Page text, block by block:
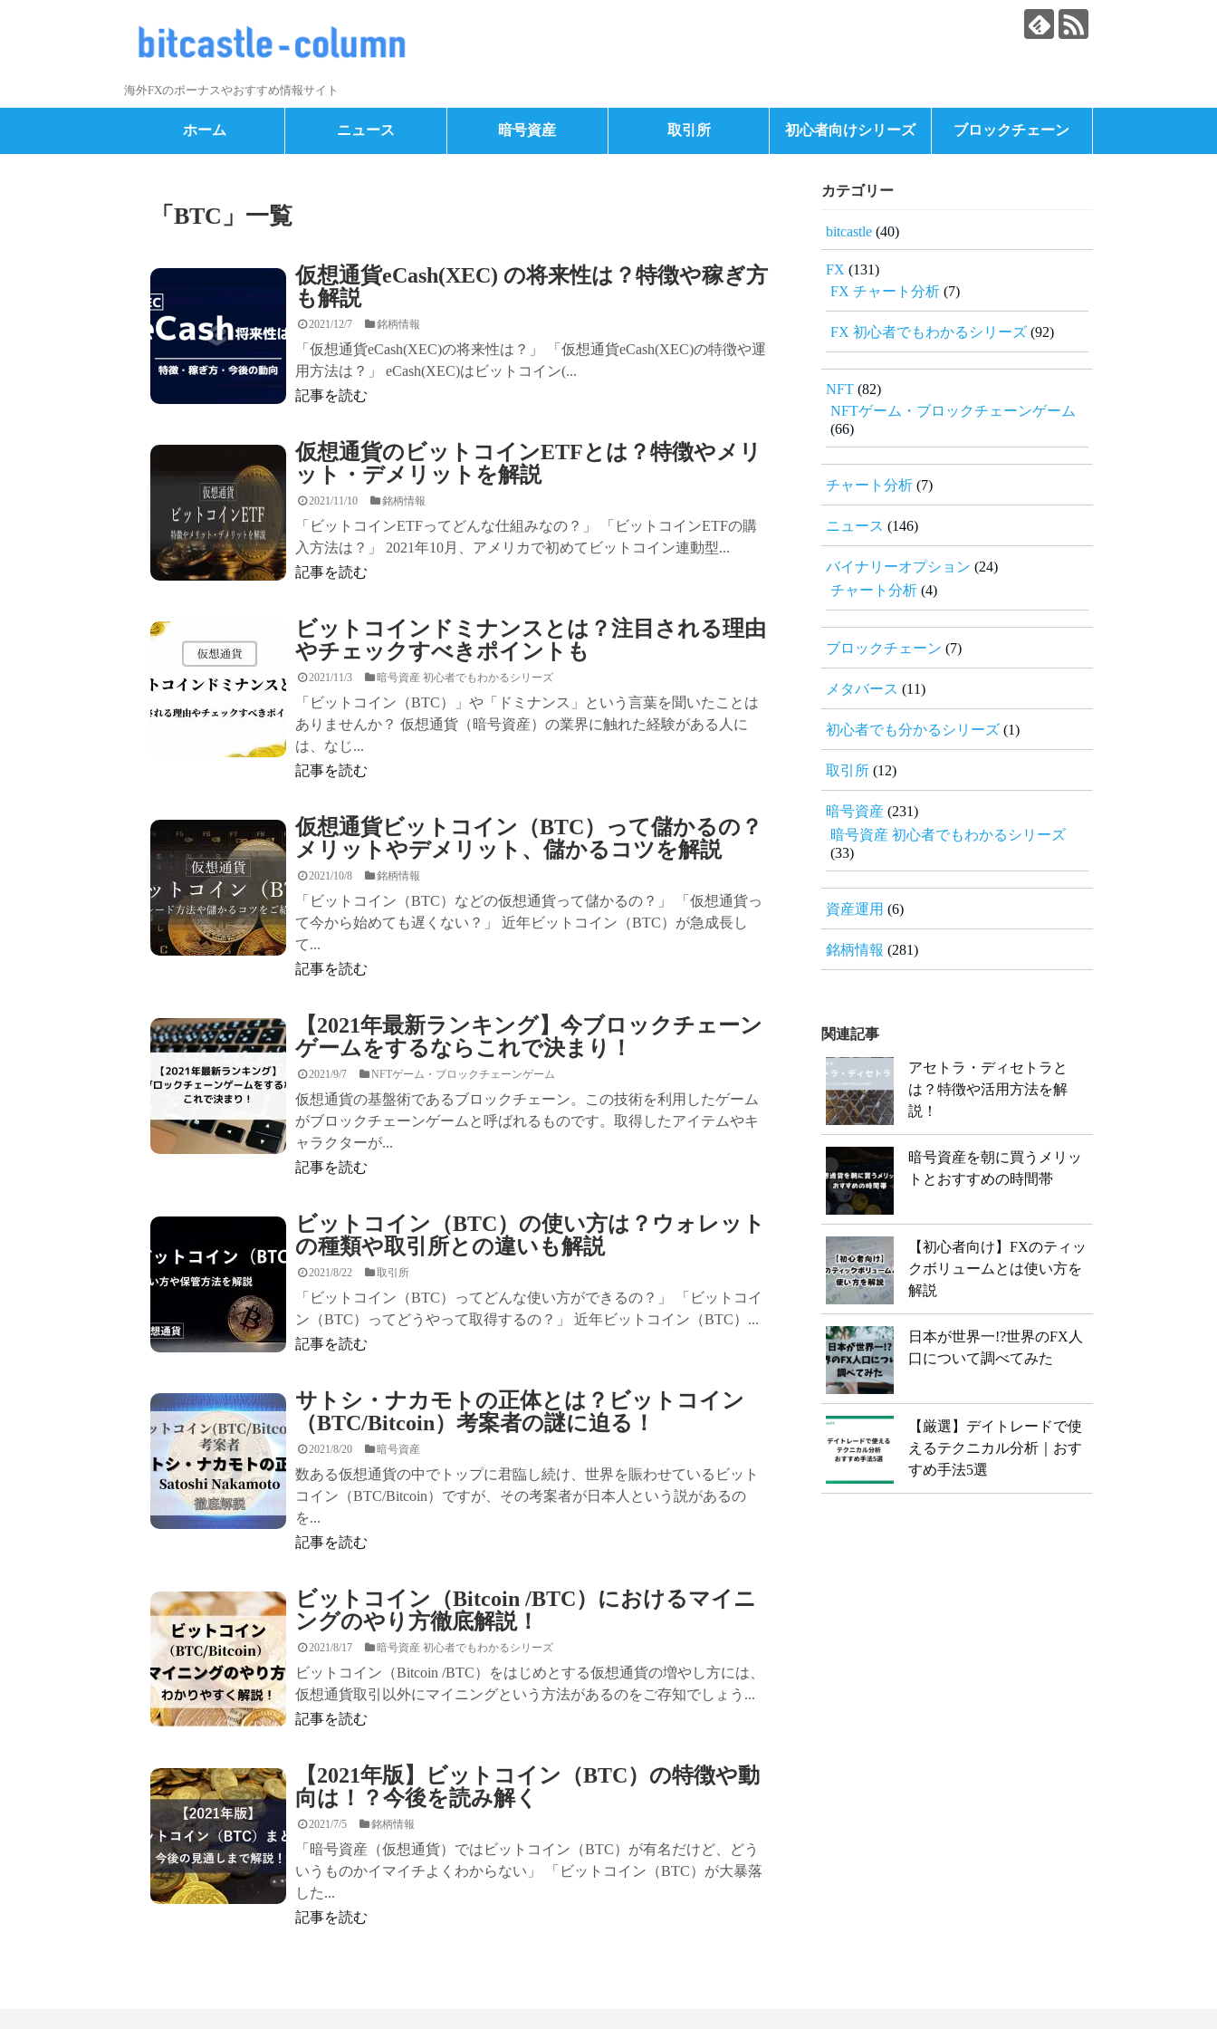
海外FXのボーナスやおすすめ情報サイト
ホーム ニュース 暗号資産 取引所 初心者向けシリーズ ブロックチェーン
「 BTC 」 一覧
仮想通貨eCash(XEC) の将来性は？特徴や稼ぎ方
も解説
2021/12/7 銘柄情報
「仮想通貨eCash(XEC)の将来性は？」 「仮想通貨eCash(XEC)の特徴や運
用方法は？」 eCash(XEC)はビットコイン(...
記事を読む
仮想通貨のビットコインETFとは？特徴やメリ
ット・デメリットを解説
2021/11/10 銘柄情報
「ビットコインETFってどんな仕組みなの？」 「ビットコインETFの購
入方法は？」 2021年10月、アメリカで初めてビットコイン連動型...
記事を読む
ビットコインドミナンスとは？注目される理由
やチェックすべきポイントも
2021/11/3 暗号資産 初心者でもわかるシリーズ
「ビットコイン（BTC）」や「ドミナンス」という言葉を聞いたことは
ありませんか？ 仮想通貨（暗号資産）の業界に触れた経験がある人に
は、なじ...
記事を読む
仮想通貨ビットコイン（BTC）って儲かるの？
メリットやデメリット、儲かるコツを解説
2021/10/8 銘柄情報
「ビットコイン（BTC）などの仮想通貨って儲かるの？」 「仮想通貨っ
て今から始めても遅くない？」 近年ビットコイン（BTC）が急成長し
て...
記事を読む
【2021年最新ランキング】今ブロックチェーン
ゲームをするならこれで決まり！
2021/9/7 NFTゲーム・ブロックチェーンゲーム
仮想通貨の基盤術であるブロックチェーン。この技術を利用したゲーム
がブロックチェーンゲームと呼ばれるものです。取得したアイテムやキ
ャラクターが...
記事を読む
ビットコイン（BTC）の使い方は？ウォレット
の種類や取引所との違いも解説
2021/8/22 取引所
「ビットコイン（BTC）ってどんな使い方ができるの？」 「ビットコイ
ン（BTC）ってどうやって取得するの？」 近年ビットコイン（BTC）...
記事を読む
サトシ・ナカモトの正体とは？ビットコイン
（BTC/Bitcoin）考案者の謎に迫る！
2021/8/20 暗号資産
数ある仮想通貨の中でトップに君臨し続け、世界を賑わせているビット
コイン（BTC/Bitcoin）ですが、その考案者が日本人という説があるの
を...
記事を読む
ビットコイン（Bitcoin /BTC）におけるマイニ
ングのやり方徹底解説！
2021/8/17 暗号資産 初心者でもわかるシリーズ
ビットコイン（Bitcoin /BTC）をはじめとする仮想通貨の増やし方には、
仮想通貨取引以外にマイニングという方法があるのをご存知でしょう...
記事を読む
【2021年版】ビットコイン（BTC）の特徴や動
向は！？今後を読み解く
2021/7/5 銘柄情報
「暗号資産（仮想通貨）ではビットコイン（BTC）が有名だけど、どう
いうものかイマイチよくわからない」 「ビットコイン（BTC）が大暴落
した...
記事を読む
カテゴリー
bitcastle (40)
FX (131)
FX チャート分析 (7)
FX 初心者でもわかるシリーズ (92)
NFT (82)
NFTゲーム・ブロックチェーンゲーム
(66)
チャート分析 (7)
ニュース (146)
バイナリーオプション (24)
チャート分析 (4)
ブロックチェーン (7)
メタバース (11)
初心者でも分かるシリーズ (1)
取引所 (12)
暗号資産 (231)
暗号資産 初心者でもわかるシリーズ
(33)
資産運用 (6)
銘柄情報 (281)
関連記事
アセトラ・ディセトラと
は？特徴や活用方法を解
説！
暗号資産を朝に買うメリッ
トとおすすめの時間帯
【初心者向け】FXのティッ
クボリュームとは使い方を
解説
日本が世界一!?世界のFX人
口について調べてみた
【厳選】デイトレードで使
えるテクニカル分析｜おす
すめ手法5選